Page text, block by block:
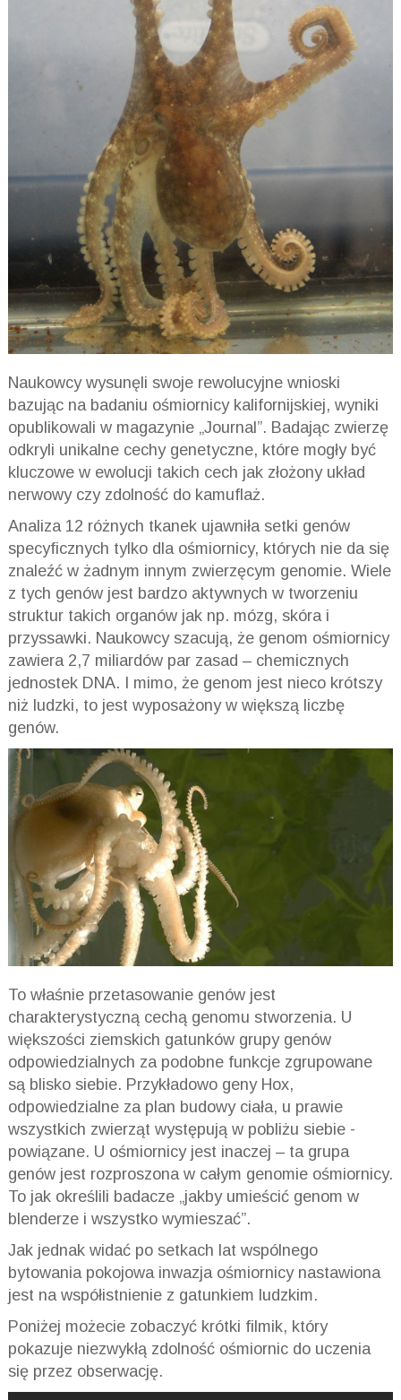
Naukowcy wysunęli swoje rewolucyjne wnioski
bazując na badaniu ośmiornicy kalifornijskiej, wyniki
opublikowali w magazynie „Journal”. Badając zwierzę
odkryli unikalne cechy genetyczne, które mogły być
kluczowe w ewolucji takich cech jak złożony układ
nerwowy czy zdolność do kamuflaż.
Analiza 12 różnych tkanek ujawniła setki genów
specyficznych tylko dla ośmiornicy, których nie da się
znaleźć w żadnym innym zwierzęcym genomie. Wiele
z tych genów jest bardzo aktywnych w tworzeniu
struktur takich organów jak np. mózg, skóra i
przyssawki. Naukowcy szacują, że genom ośmiornicy
zawiera 2,7 miliardów par zasad – chemicznych
jednostek DNA. I mimo, że genom jest nieco krótszy
niż ludzki, to jest wyposażony w większą liczbę
genów.
To właśnie przetasowanie genów jest
charakterystyczną cechą genomu stworzenia. U
większości ziemskich gatunków grupy genów
odpowiedzialnych za podobne funkcje zgrupowane
są blisko siebie. Przykładowo geny Hox,
odpowiedzialne za plan budowy ciała, u prawie
wszystkich zwierząt występują w pobliżu siebie -
powiązane. U ośmiornicy jest inaczej – ta grupa
genów jest rozproszona w całym genomie ośmiornicy.
To jak określili badacze „jakby umieścić genom w
blenderze i wszystko wymieszać”.
Jak jednak widać po setkach lat wspólnego
bytowania pokojowa inwazja ośmiornicy nastawiona
jest na współistnienie z gatunkiem ludzkim.
Poniżej możecie zobaczyć krótki filmik, który
pokazuje niezwykłą zdolność ośmiornic do uczenia
się przez obserwację.